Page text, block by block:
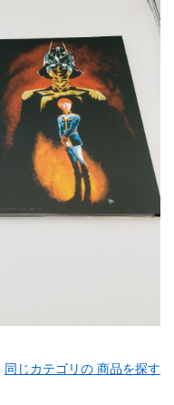
同じカテゴリの 商品を探す